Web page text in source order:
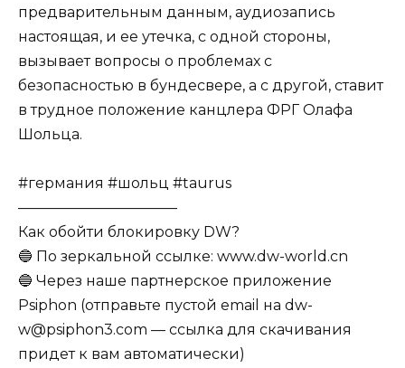
предварительным данным, аудиозапись
настоящая, и ее утечка, с одной стороны,
вызывает вопросы о проблемах с
безопасностью в бундесвере, а с другой, ставит
в трудное положение канцлера ФРГ Олафа
Шольца.
#германия #шольц #taurus
———————————
Как обойти блокировку DW?
🔵 По зеркальной ссылке: www.dw-world.cn
🔵 Через наше партнерское приложение
Psiphon (отправьте пустой email на dw-
w@psiphon3.com — ссылка для скачивания
придет к вам автоматически)